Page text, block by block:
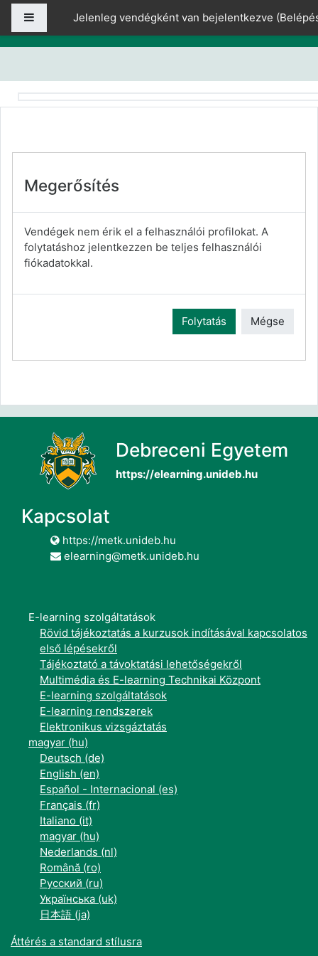
Tovább a fő tartalomhoz
OldalpanelJelenleg vendégként van bejelentkezve (
Megerősítés
Vendégek nem érik el a felhasználói profilokat. A
folytatáshoz jelentkezzen be teljes felhasználói
fiókadatokkal.
Folytatás Mégse
Debreceni Egyetem
https://elearning.unideb.hu
Kapcsolat
https://metk.unideb.hu
elearning@metk.unideb.hu
E-learning szolgáltatások
Rövid tájékoztatás a kurzusok indításával kapcsolatos
első lépésekről
Tájékoztató a távoktatási lehetőségekről
Multimédia és E-learning Technikai Központ
E-learning szolgáltatások
E-learning rendszerek
Elektronikus vizsgáztatás
magyar ‎(hu)‎
Deutsch ‎(de)‎
English ‎(en)‎
Español - Internacional ‎(es)‎
Français ‎(fr)‎
Italiano ‎(it)‎
magyar ‎(hu)‎
Nederlands ‎(nl)‎
Română ‎(ro)‎
Русский ‎(ru)‎
Українська ‎(uk)‎
日本語 ‎(ja)‎
Áttérés a standard stílusra